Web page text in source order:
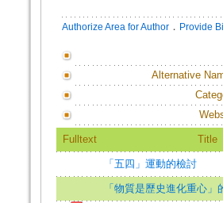
Authorize Area for Author． Provide
Alternative
Fulltext Title
「五四」運動的檢討
「物質是歷史進化重心」